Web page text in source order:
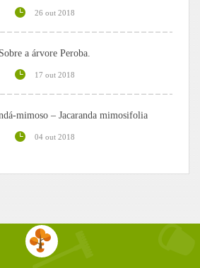
26 out 2018
Sobre a árvore Peroba.
17 out 2018
mimoso – Jacaranda mimosifolia
04 out 2018